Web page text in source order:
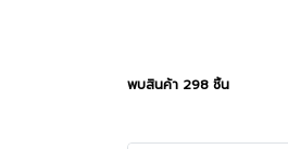
พบสินค้า 298 ชิ้น